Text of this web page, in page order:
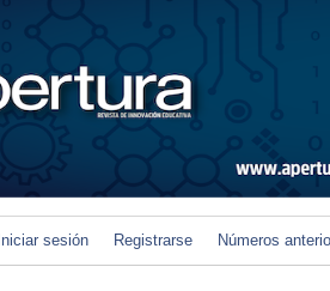
Iniciar sesión Registrarse Números